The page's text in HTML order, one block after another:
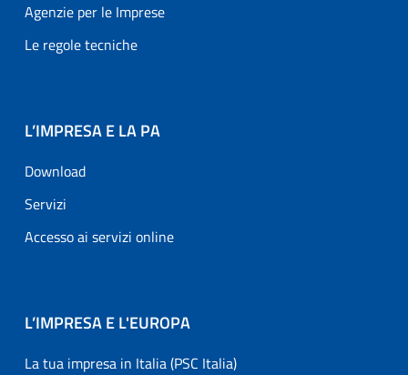
Agenzie per le Imprese
Le regole tecniche
L’IMPRESA E LA PA
Download
Servizi
Accesso ai servizi online
L’IMPRESA E L'EUROPA
La tua impresa in Italia (PSC Italia)